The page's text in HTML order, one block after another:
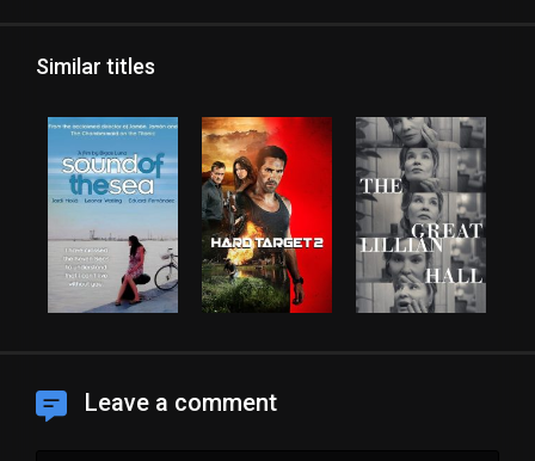
Similar titles
Leave a comment